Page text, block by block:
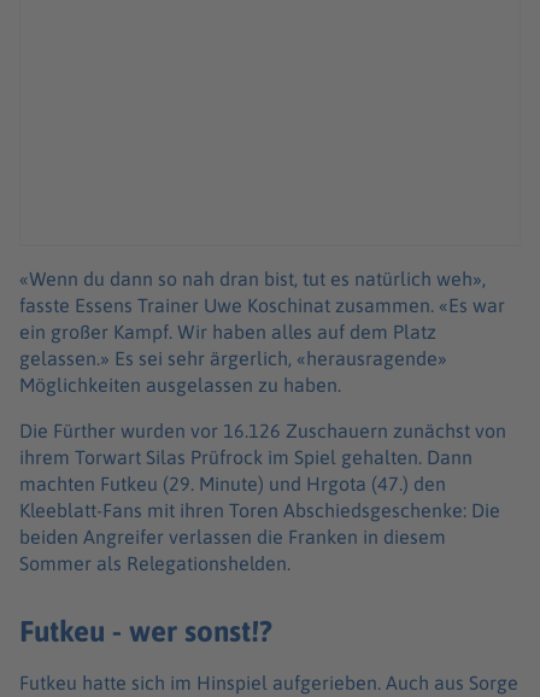
«Wenn du dann so nah dran bist, tut es natürlich weh»,
fasste Essens Trainer Uwe Koschinat zusammen. «Es war
ein großer Kampf. Wir haben alles auf dem Platz
gelassen.» Es sei sehr ärgerlich, «herausragende»
Möglichkeiten ausgelassen zu haben.
Die Fürther wurden vor 16.126 Zuschauern zunächst von
ihrem Torwart Silas Prüfrock im Spiel gehalten. Dann
machten Futkeu (29. Minute) und Hrgota (47.) den
Kleeblatt-Fans mit ihren Toren Abschiedsgeschenke: Die
beiden Angreifer verlassen die Franken in diesem
Sommer als Relegationshelden.
Futkeu - wer sonst!?
Futkeu hatte sich im Hinspiel aufgerieben. Auch aus Sorge